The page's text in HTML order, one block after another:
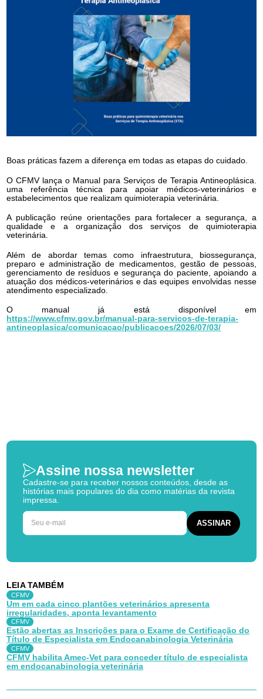
Boas práticas fazem a diferença em todas as etapas do cuidado.
O CFMV lança o Manual para Serviços de Terapia Antineoplásica.
uma referência técnica para apoiar médicos-veterinários e
estabelecimentos que realizam quimioterapia veterinária.
A publicação reúne orientações para fortalecer a segurança, a
qualidade e a organização dos serviços de quimioterapia
veterinária.
Além de abordar temas como infraestrutura, biossegurança,
preparo e administração de medicamentos, gestão de pessoas,
gerenciamento de resíduos e segurança do paciente, apoiando a
atuação dos médicos-veterinários e das equipes envolvidas nesse
atendimento especializado.
O manual já está disponível em
https://www.cfmv.gov.br/manual-para-servicos-de-terapia-
antineoplasica/comunicacao/publicacoes/2026/07/03/
Assine nossa newsletter
Cadastre-se para receber nossos conteúdos, desde as
histórias mais populares do dia como matérias da revista
impressa.
LEIA TAMBÉM
CFMV
Um em cada cinco plantões veterinários apresenta
irregularidades, aponta levantamento
CFMV
Estão abertas as Inscrições para o Exame de Certificação do
Título de Especialista em Endocanabinologia Veterinária
CFMV
CFMV habilita Amec-Vet para conceder título de especialista
em endocanabinologia veterinária